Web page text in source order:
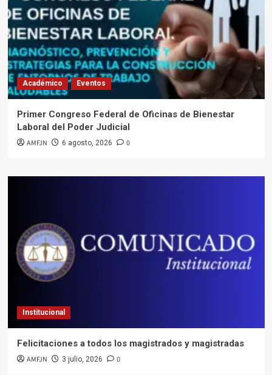
Académico Eventos
Primer Congreso Federal de Oficinas de Bienestar
Laboral del Poder Judicial
AMFJN 6 agosto, 2026 0
Institucional
Felicitaciones a todos los magistrados y magistradas
AMFJN 3 julio, 2026 0